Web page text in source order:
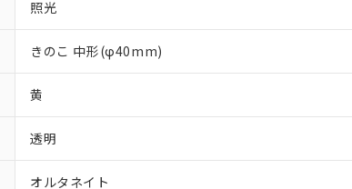
照光
きのこ 中形(φ40mm)
黄
透明
オルタネイト